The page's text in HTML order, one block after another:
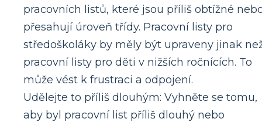
pracovních listů, které jsou příliš obtížné
přesahují úroveň třídy. Pracovní listy pro
středoškoláky by měly být upraveny jinak
pracovní listy pro děti v nižších ročnících. To
může vést k frustraci a odpojení.
Udělejte to příliš dlouhým: Vyhněte se tomu,
aby byl pracovní list příliš dlouhý nebo